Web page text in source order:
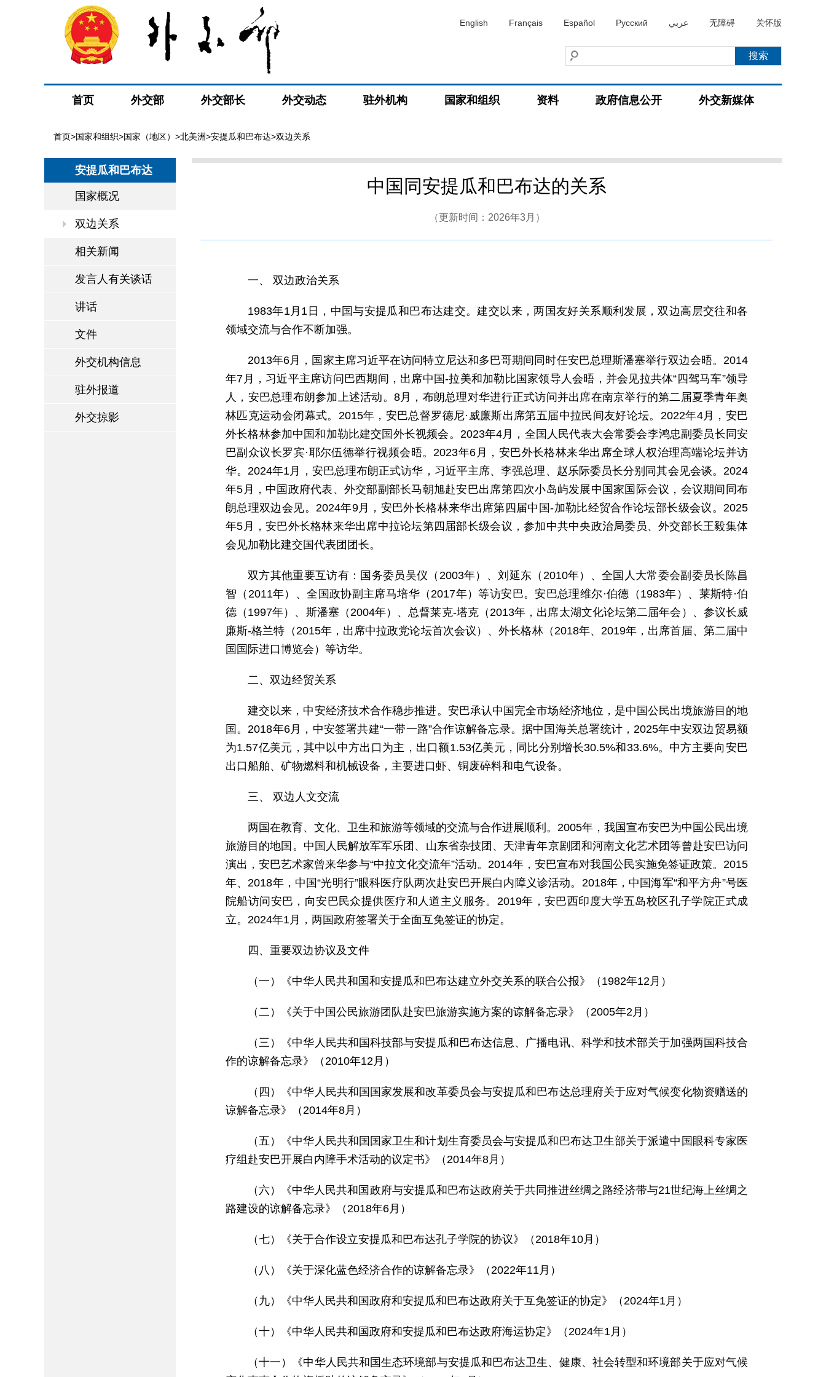
English Français Español Русский عربي 无障碍 关怀版
首页 外交部 外交部长 外交动态 驻外机构 国家和组织 资料 政府信息公开 外交新媒体
首页>国家和组织>国家（地区） >北美洲>安提瓜和巴布达>双边关系
安提瓜和巴布达
国家概况
双边关系
相关新闻
发言人有关谈话
讲话
文件
外交机构信息
驻外报道
外交掠影
中国同安提瓜和巴布达的关系
（更新时间：2026年3月）
一、 双边政治关系
1983年1月1日，中国与安提瓜和巴布达建交。建交以来，两国友好关系顺利发展，双边高层交往和各
领域交流与合作不断加强。
2013年6月，国家主席习近平在访问特立尼达和多巴哥期间同时任安巴总理斯潘塞举行双边会晤。2014
年7月，习近平主席访问巴西期间，出席中国-拉美和加勒比国家领导人会晤，并会见拉共体“四驾马车”领导
人，安巴总理布朗参加上述活动。8月，布朗总理对华进行正式访问并出席在南京举行的第二届夏季青年奥
林匹克运动会闭幕式。2015年，安巴总督罗德尼·威廉斯出席第五届中拉民间友好论坛。2022年4月，安巴
外长格林参加中国和加勒比建交国外长视频会。2023年4月，全国人民代表大会常委会李鸿忠副委员长同安
巴副众议长罗宾·耶尔伍德举行视频会晤。2023年6月，安巴外长格林来华出席全球人权治理高端论坛并访
华。2024年1月，安巴总理布朗正式访华，习近平主席、李强总理、赵乐际委员长分别同其会见会谈。2024
年5月，中国政府代表、外交部副部长马朝旭赴安巴出席第四次小岛屿发展中国家国际会议，会议期间同布
朗总理双边会见。2024年9月，安巴外长格林来华出席第四届中国-加勒比经贸合作论坛部长级会议。2025
年5月，安巴外长格林来华出席中拉论坛第四届部长级会议，参加中共中央政治局委员、外交部长王毅集体
会见加勒比建交国代表团团长。
双方其他重要互访有：国务委员吴仪（2003年）、刘延东（2010年）、全国人大常委会副委员长陈昌
智（2011年）、全国政协副主席马培华（2017年）等访安巴。安巴总理维尔·伯德（1983年）、莱斯特·伯
德（1997年）、斯潘塞（2004年）、总督莱克-塔克（2013年，出席太湖文化论坛第二届年会）、参议长威
廉斯-格兰特（2015年，出席中拉政党论坛首次会议）、外长格林（2018年、2019年，出席首届、第二届中
国国际进口博览会）等访华。
二、双边经贸关系
建交以来，中安经济技术合作稳步推进。安巴承认中国完全市场经济地位，是中国公民出境旅游目的地
国。2018年6月，中安签署共建“一带一路”合作谅解备忘录。据中国海关总署统计，2025年中安双边贸易额
为1.57亿美元，其中以中方出口为主，出口额1.53亿美元，同比分别增长30.5%和33.6%。中方主要向安巴
出口船舶、矿物燃料和机械设备，主要进口虾、铜废碎料和电气设备。
三、 双边人文交流
两国在教育、文化、卫生和旅游等领域的交流与合作进展顺利。2005年，我国宣布安巴为中国公民出境
旅游目的地国。中国人民解放军军乐团、山东省杂技团、天津青年京剧团和河南文化艺术团等曾赴安巴访问
演出，安巴艺术家曾来华参与“中拉文化交流年”活动。2014年，安巴宣布对我国公民实施免签证政策。2015
年、2018年，中国“光明行”眼科医疗队两次赴安巴开展白内障义诊活动。2018年，中国海军“和平方舟”号医
院船访问安巴，向安巴民众提供医疗和人道主义服务。2019年，安巴西印度大学五岛校区孔子学院正式成
立。2024年1月，两国政府签署关于全面互免签证的协定。
四、重要双边协议及文件
（一）《中华人民共和国和安提瓜和巴布达建立外交关系的联合公报》（1982年12月）
（二）《关于中国公民旅游团队赴安巴旅游实施方案的谅解备忘录》（2005年2月）
（三）《中华人民共和国科技部与安提瓜和巴布达信息、广播电讯、科学和技术部关于加强两国科技合
作的谅解备忘录》（2010年12月）
（四）《中华人民共和国国家发展和改革委员会与安提瓜和巴布达总理府关于应对气候变化物资赠送的
谅解备忘录》（2014年8月）
（五）《中华人民共和国国家卫生和计划生育委员会与安提瓜和巴布达卫生部关于派遣中国眼科专家医
疗组赴安巴开展白内障手术活动的议定书》（2014年8月）
（六）《中华人民共和国政府与安提瓜和巴布达政府关于共同推进丝绸之路经济带与21世纪海上丝绸之
路建设的谅解备忘录》（2018年6月）
（七）《关于合作设立安提瓜和巴布达孔子学院的协议》（2018年10月）
（八）《关于深化蓝色经济合作的谅解备忘录》（2022年11月）
（九）《中华人民共和国政府和安提瓜和巴布达政府关于互免签证的协定》（2024年1月）
（十）《中华人民共和国政府和安提瓜和巴布达政府海运协定》（2024年1月）
（十一）《中华人民共和国生态环境部与安提瓜和巴布达卫生、健康、社会转型和环境部关于应对气候